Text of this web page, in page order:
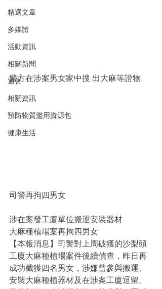
精選文章
多媒體
活動資訊
相關新聞
通告
相關資訊
預防物質濫用資源包
健康生活
警方在涉案男女家中搜 出大麻等證物
司警再拘四男女
涉在案發工廈單位搬運安裝器材
大麻種植場案再拘四男女
【本報消息】司警對上周破獲的沙梨頭
工廈大麻種植場案件後續偵查，昨日再
成功截獲四名男女，涉嫌曾參與搬運、
安裝大麻種植器材及在涉案工廈逗留。